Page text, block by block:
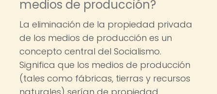
medios de producción?
La eliminación de la propiedad privada
de los medios de producción es un
concepto central del Socialismo.
Significa que los medios de producción
(tales como fábricas, tierras y recursos